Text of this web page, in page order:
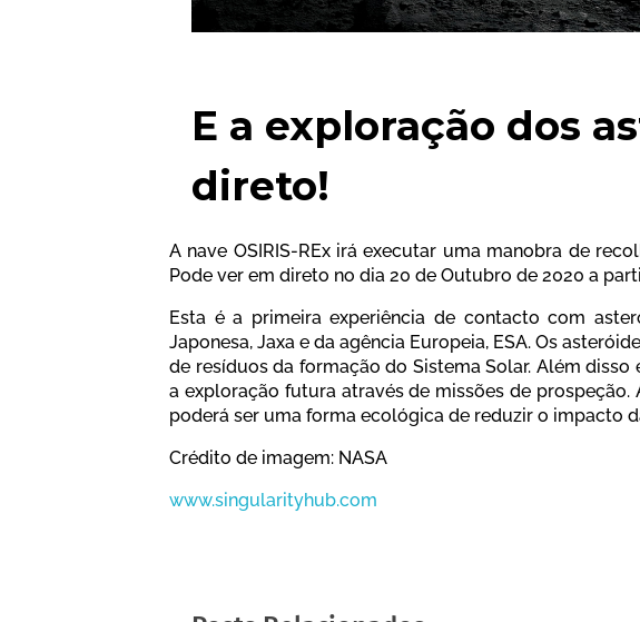
E a exploração dos
direto!
A nave OSIRIS-REx irá executar uma manobra de
Pode ver em direto no dia 20 de Outubro de 2020 a
Esta é a primeira experiência de contacto com
Japonesa, Jaxa e da agência Europeia, ESA. Os
de resíduos da formação do Sistema Solar. Além
a exploração futura através de missões de
poderá ser uma forma ecológica de reduzir o impacto
Crédito de imagem: NASA
www.singularityhub.com